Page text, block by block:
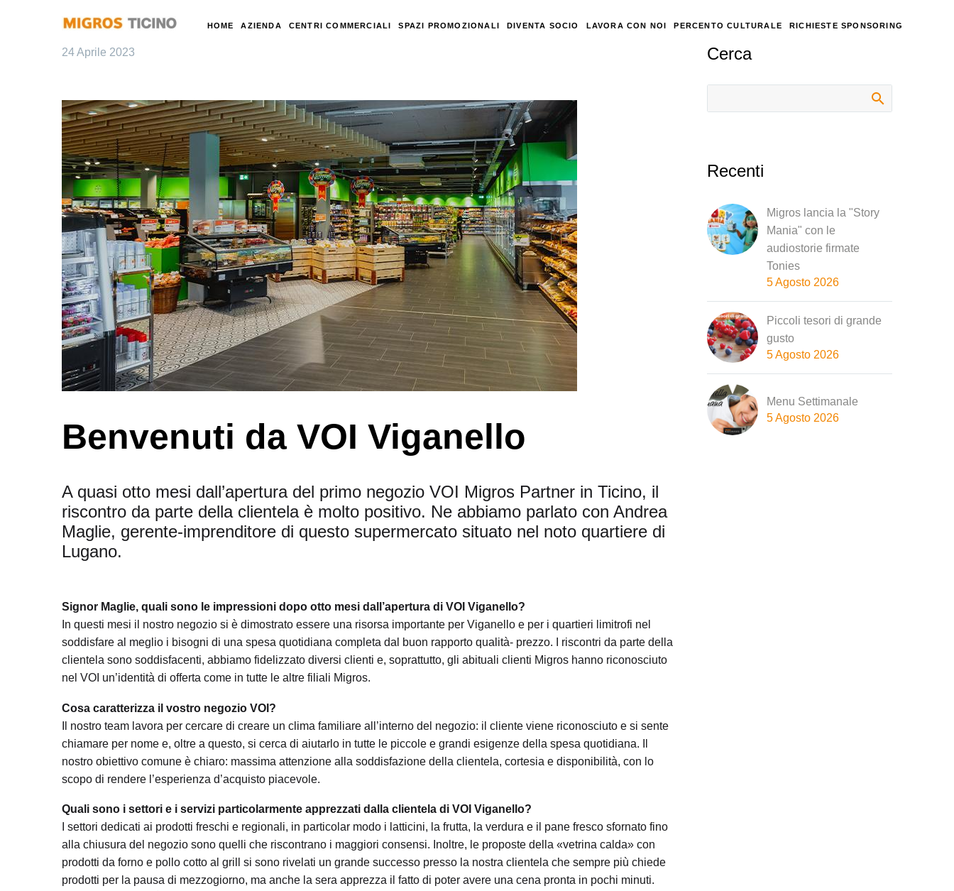
HOME AZIENDA CENTRI COMMERCIALI SPAZI PROMOZIONALI DIVENTA SOCIO LAVORA CON NOI PERCENTO CULTURALE RICHIESTE SPONSORING
24 Aprile 2023
Benvenuti da VOI Viganello
A quasi otto mesi dall’apertura del primo negozio VOI Migros Partner in Ticino, il
riscontro da parte della clientela è molto positivo. Ne abbiamo parlato con Andrea
Maglie, gerente-imprenditore di questo supermercato situato nel noto quartiere di
Lugano.
Signor Maglie, quali sono le impressioni dopo otto mesi dall’apertura di VOI Viganello?
In questi mesi il nostro negozio si è dimostrato essere una risorsa importante per Viganello e per i quartieri limitrofi nel
soddisfare al meglio i bisogni di una spesa quotidiana completa dal buon rapporto qualità- prezzo. I riscontri da parte della
clientela sono soddisfacenti, abbiamo fidelizzato diversi clienti e, soprattutto, gli abituali clienti Migros hanno riconosciuto
nel VOI un’identità di offerta come in tutte le altre filiali Migros.
Cosa caratterizza il vostro negozio VOI?
Il nostro team lavora per cercare di creare un clima familiare all’interno del negozio: il cliente viene riconosciuto e si sente
chiamare per nome e, oltre a questo, si cerca di aiutarlo in tutte le piccole e grandi esigenze della spesa quotidiana. Il
nostro obiettivo comune è chiaro: massima attenzione alla soddisfazione della clientela, cortesia e disponibilità, con lo
scopo di rendere l’esperienza d’acquisto piacevole.
Quali sono i settori e i servizi particolarmente apprezzati dalla clientela di VOI Viganello?
I settori dedicati ai prodotti freschi e regionali, in particolar modo i latticini, la frutta, la verdura e il pane fresco sfornato fino
alla chiusura del negozio sono quelli che riscontrano i maggiori consensi. Inoltre, le proposte della «vetrina calda» con
prodotti da forno e pollo cotto al grill si sono rivelati un grande successo presso la nostra clientela che sempre più chiede
prodotti per la pausa di mezzogiorno, ma anche la sera apprezza il fatto di poter avere una cena pronta in pochi minuti.
Cerca
Recenti
Migros lancia la "Story
Mania" con le
audiostorie firmate
Tonies
5 Agosto 2026
Piccoli tesori di grande
gusto
5 Agosto 2026
Menu Settimanale
5 Agosto 2026